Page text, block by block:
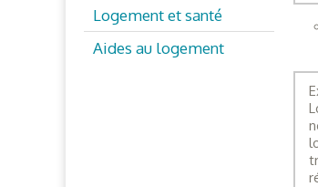
Logement et santé
Aides au logement